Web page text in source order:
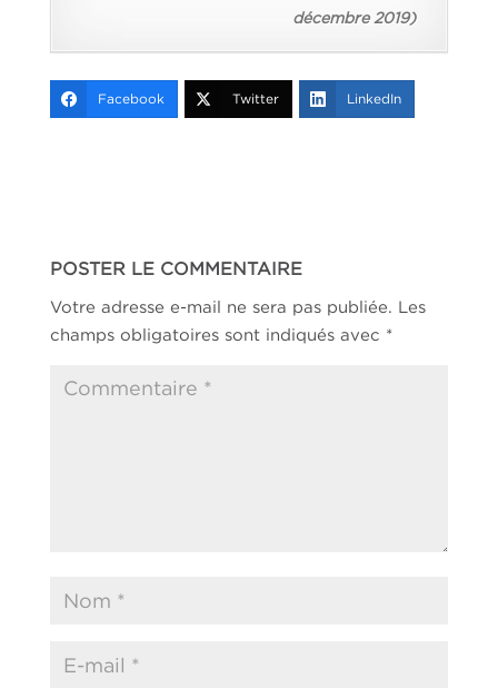
décembre 2019)
Facebook Twitter LinkedIn
POSTER LE COMMENTAIRE
Votre adresse e-mail ne sera pas publiée.
Les
champs obligatoires sont indiqués avec *